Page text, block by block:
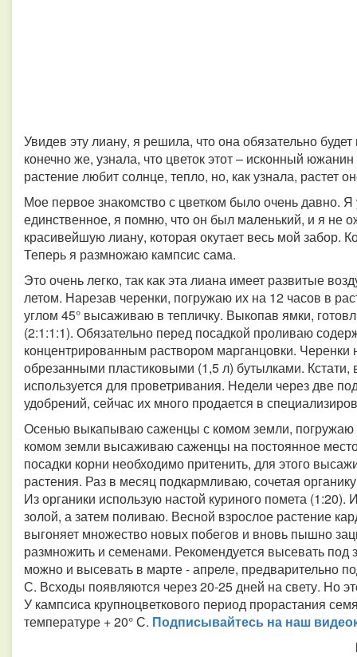
Увидев эту лиану, я решила, что она обязательно
конечно же, узнала, что цветок этот – исконный
растение любит солнце, тепло, но, как узнала, растет
Мое первое знакомство с цветком было очень давно.
единственное, я помню, что он был маленький, и я не
красивейшую лиану, которая окутает весь мой
Теперь я размножаю кампсис сама.
Это очень легко, так как эта лиана имеет развитые
летом. Нарезав черенки, погружаю их на 12 часов в
углом 45° высаживаю в тепличку. Выкопав ямки,
(2:1:1:1). Обязательно перед посадкой проливаю
концентрированным раствором марганцовки.
обрезанными пластиковыми (1,5 л) бутылками. Кстати,
используется для проветривания. Недели через две
удобрений, сейчас их много продается в
Осенью выкапываю саженцы с комом земли, погружаю
комом земли высаживаю саженцы на постоянное
посадки корни необходимо притенить, для этого
растения. Раз в месяц подкармливаю, сочетая
Из органики использую настой куриного помета
золой, а затем поливаю. Весной взрослое растение
выгоняет множество новых побегов и вновь пышно
размножить и семенами. Рекомендуется высевать
можно и высевать в марте - апреле, предварительно
С. Всходы появляются через 20-25 дней на свету. Но
У кампсиса крупноцветкового период прорастания
температуре + 20° С. Подписывайтесь на наш